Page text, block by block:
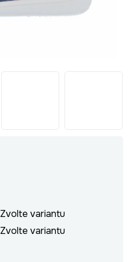
Zvolte variantu
Zvolte variantu